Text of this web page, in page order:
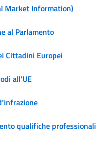
Market Information)
al Parlamento
Cittadini Europei
all'UE
qualifiche professionali